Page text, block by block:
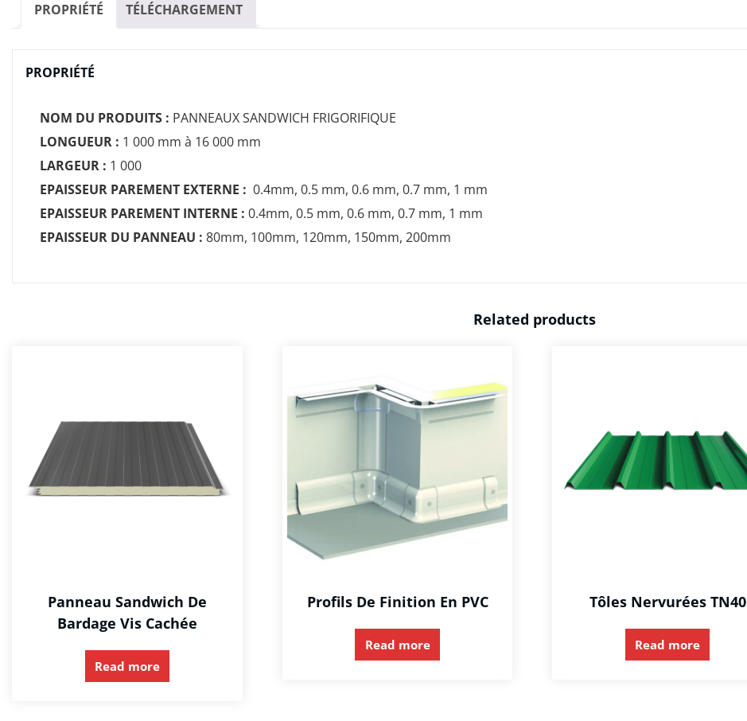
PROPRIÉTÉ TÉLÉCHARGEMENT
PROPRIÉTÉ
NOM DU PRODUITS : PANNEAUX SANDWICH FRIGORIFIQUE
LONGUEUR : 1 000 mm à 16 000 mm
LARGEUR : 1 000
EPAISSEUR PAREMENT EXTERNE : 0.4mm, 0.5 mm, 0.6 mm, 0.7 mm, 1 mm
EPAISSEUR PAREMENT INTERNE : 0.4mm, 0.5 mm, 0.6 mm, 0.7 mm, 1 mm
EPAISSEUR DU PANNEAU : 80mm, 100mm, 120mm, 150mm, 200mm
Related products
Panneau Sandwich De
Bardage Vis Cachée
Read more
Profils De Finition En PVC
Read more
Tôles Nervurées TN40
Read more